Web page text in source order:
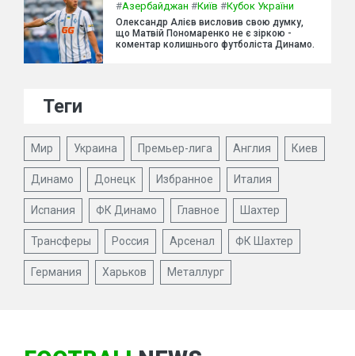
#Азербайджан #Київ #Кубок України
Олександр Алієв висловив свою думку,
що Матвій Пономаренко не є зіркою -
коментар колишнього футболіста Динамо.
Теги
Мир Украина Премьер-лига Англия Киев
Динамо Донецк Избранное Италия
Испания ФК Динамо Главное Шахтер
Трансферы Россия Арсенал ФК Шахтер
Германия Харьков Металлург